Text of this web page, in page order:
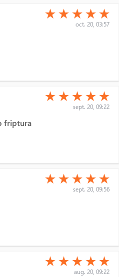
(*)
★ (*)
★ (*)
★ (*)
★ (*)
★
oct. 20, 03:57
(*)
★ (*)
★ (*)
★ (*)
★ (*)
★
sept. 20, 09:22
friptura
(*)
★ (*)
★ (*)
★ (*)
★ (*)
★
sept. 20, 09:56
(*)
★ (*)
★ (*)
★ (*)
★ (*)
★
aug. 20, 09:22